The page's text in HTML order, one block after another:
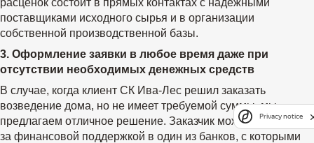
поставщиками исходного сырья и в организации
собственной производственной базы.
3. Оформление заявки в любое время даже при
отсутствии необходимых денежных средств
В случае, когда клиент СК Ива-Лес решил заказать
возведение дома, но не имеет требуемой суммы, мы
предлагаем отличное решение. Заказчик может обратиться
за финансовой поддержкой в один из банков, с которыми
Privacy notice